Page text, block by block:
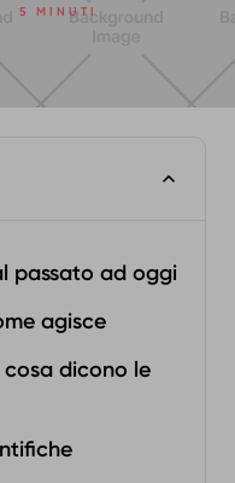
5 MINUTI
passato ad oggi
agisce
dicono le